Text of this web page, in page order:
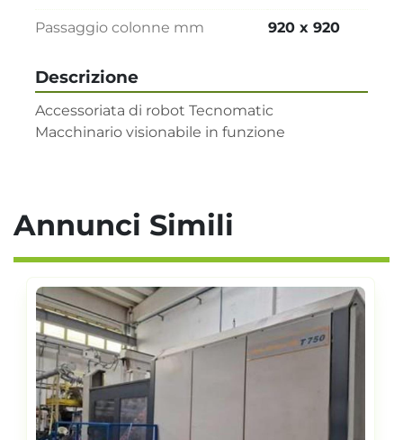
Descrizione
Accessoriata di robot Tecnomatic
Macchinario visionabile in funzione
Passaggio colonne mm 920 x 920
Annunci Simili